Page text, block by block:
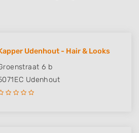
Udenhout - Hair & Looks
6 b
Udenhout